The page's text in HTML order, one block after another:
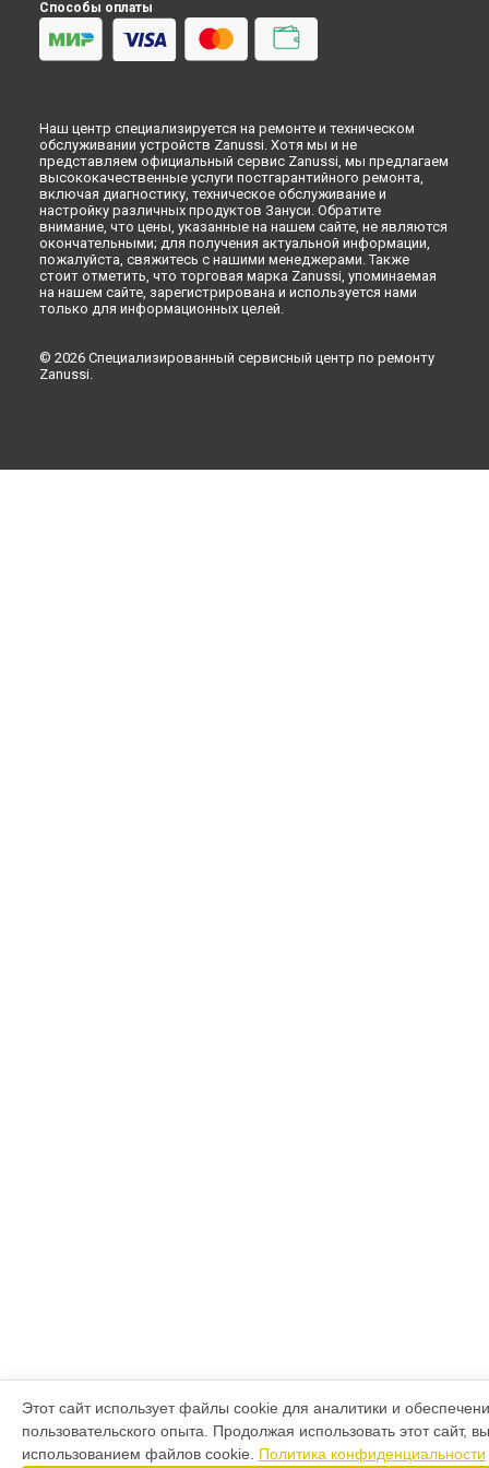
Способы оплаты
Наш центр специализируется на ремонте и техническом
обслуживании устройств Zanussi. Хотя мы и не
представляем официальный сервис Zanussi, мы предлагаем
высококачественные услуги постгарантийного ремонта,
включая диагностику, техническое обслуживание и
настройку различных продуктов Зануси. Обратите
внимание, что цены, указанные на нашем сайте, не являются
окончательными; для получения актуальной информации,
пожалуйста, свяжитесь с нашими менеджерами. Также
стоит отметить, что торговая марка Zanussi, упоминаемая
на нашем сайте, зарегистрирована и используется нами
только для информационных целей.
© 2026 Специализированный сервисный центр по ремонту
Zanussi.
Этот сайт использует файлы cookie для аналитики и
пользовательского опыта. Продолжая использовать этот сайт,
использованием файлов cookie. Политика конфиденциальности